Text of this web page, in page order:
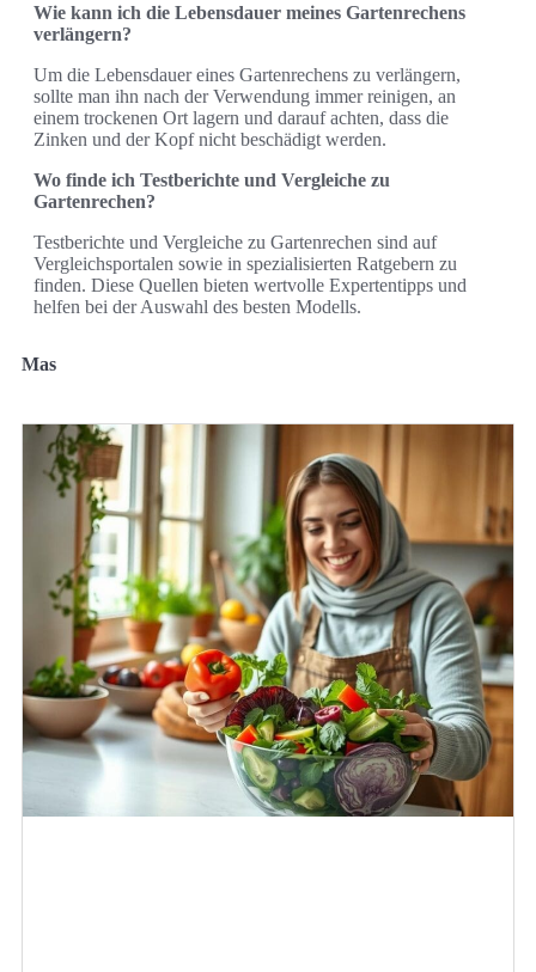
Wie kann ich die Lebensdauer meines Gartenrechens
verlängern?
Um die Lebensdauer eines Gartenrechens zu verlängern,
sollte man ihn nach der Verwendung immer reinigen, an
einem trockenen Ort lagern und darauf achten, dass die
Zinken und der Kopf nicht beschädigt werden.
Wo finde ich Testberichte und Vergleiche zu
Gartenrechen?
Testberichte und Vergleiche zu Gartenrechen sind auf
Vergleichsportalen sowie in spezialisierten Ratgebern zu
finden. Diese Quellen bieten wertvolle Expertentipps und
helfen bei der Auswahl des besten Modells.
Mas